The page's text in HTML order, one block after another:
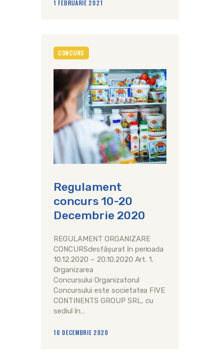
1 FEBRUARIE 2021
CONCURS
Regulament
concurs 10-20
Decembrie 2020
REGULAMENT ORGANIZARE
CONCURSdesfășurat în perioada
10.12.2020 – 20.10.2020 Art. 1.
Organizarea
Concursului Organizatorul
Concursului este societatea FIVE
CONTINENTS GROUP SRL, cu
sediul în…
10 DECEMBRIE 2020